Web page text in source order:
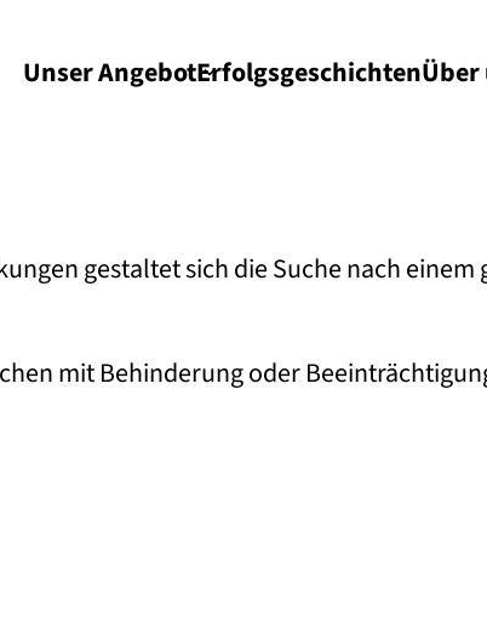
Unser AngebotErfolgs­geschichtenÜber
gestaltet sich die Suche nach
mit Behinderung oder